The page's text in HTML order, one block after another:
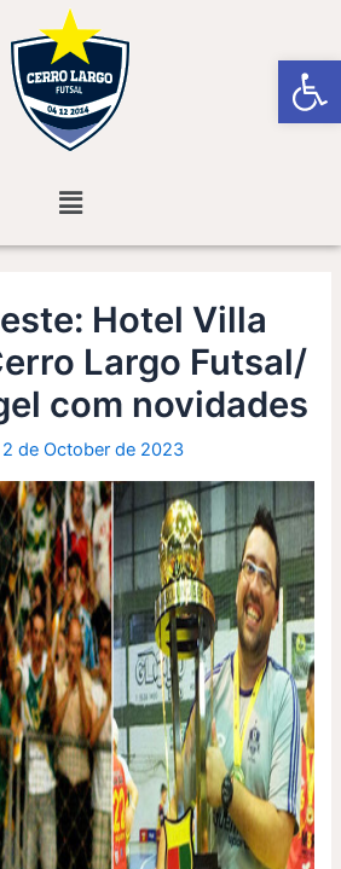
Menu
Hotel Villa
Largo Futsal/
com novidades
2 de October de 2023